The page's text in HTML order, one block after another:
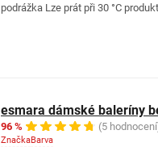
podrážka Lze prát při 30 °C
esmara dámské baleríny
96 % (5
ZnačkaBarva